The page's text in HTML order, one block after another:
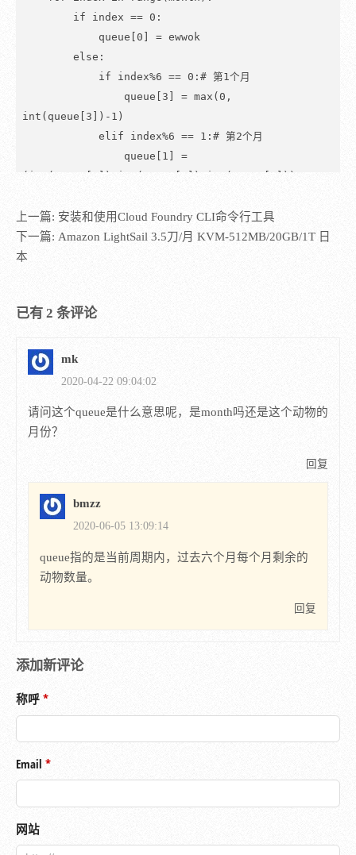
int(queue[3])-1)
(int(queue[3])+int(queue[5])+int(queue[0]))*2
                queue[0] = max(0,
int(queue[0])-1)# 首月可能减为负值
                queue[5] = max(0,
                queue[3] =
            elif index%6 == 4:# 第5个月
                queue[1] = max(0,
            elif index%6 == 5:# 第6个月
                queue[0] = 0# 初始的会在第六个月全部
(int(queue[1])+int(queue[3]))*2
        # print queue
str(month) + ' is ' + str(sum(queue)))
上一篇: 安装和使用Cloud Foundry CLI命令行工具
下一篇: Amazon LightSail 3.5刀/月 KVM-512MB/20GB/1T 日
本
已有 2 条评论
mk
2020-04-22 09:04:02
请问这个queue是什么意思呢，是month吗还是这个动物的
月份？
回复
bmzz
2020-06-05 13:09:14
queue指的是当前周期内，过去六个月每个月剩余的
动物数量。
回复
添加新评论
称呼
Email
网站